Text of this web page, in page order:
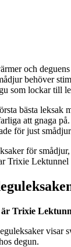
och
behöver
som lockar till
bästa leksak
att gnaga
för just
för
Trixie
Trixie
visar
degun.